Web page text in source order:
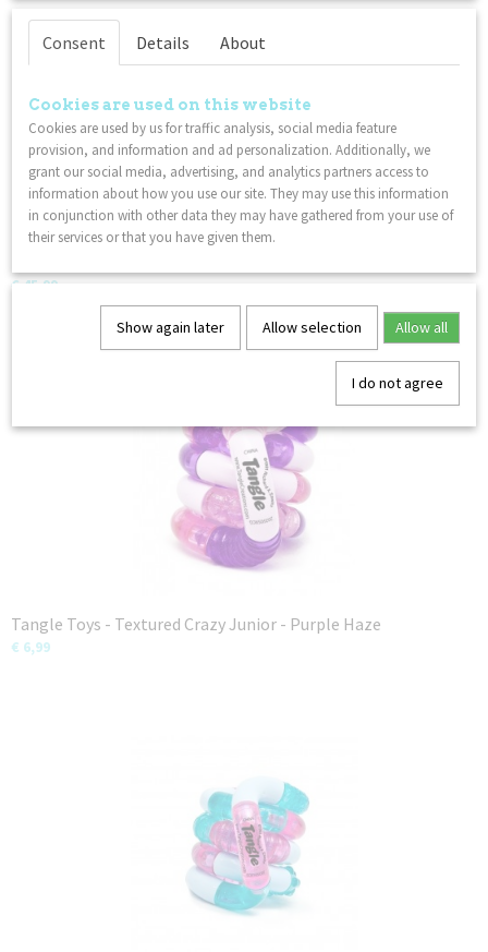
€ 45,99
Tangle Toys - Textured Crazy Junior - Purple Haze
€ 6,99
Consent Details About
Cookies are used on this website
Cookies are used by us for traffic analysis, social media feature
provision, and information and ad personalization. Additionally, we
grant our social media, advertising, and analytics partners access to
information about how you use our site. They may use this information
in conjunction with other data they may have gathered from your use of
their services or that you have given them.
Show again later Allow selection Allow all
I do not agree